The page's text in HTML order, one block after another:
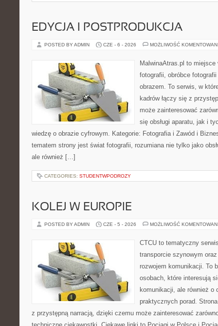
EDYCJA I POSTPRODUKCJA
POSTED BY ADMIN CZE - 6 - 2026 MOŻLIWOŚĆ
MalwinaAtras.pl to
fotografii, obróbce
obrazem. To serwis, w
kadrów łączy się z
może zainteresować
się obsługi aparatu, jak i
wiedzę o obrazie cyfrowym. Kategorie: Fotografia i Zawód i
tematem strony jest świat fotografii, rozumiana nie tylko jako
ale również […]
CATEGORIES: STUDENTWPODROZY
KOLEJ W EUROPIE
POSTED BY ADMIN CZE - 5 - 2026 MOŻLIWOŚĆ
CTCU to tematyczny
transporcie szynowym
rozwojem komunikacji. To
osobach, które interesują
komunikacji, ale również
praktycznych porad.
z przystępną narracją, dzięki czemu może zainteresować